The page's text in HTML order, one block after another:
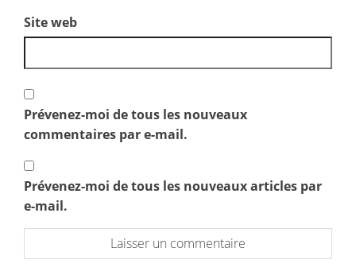
Site web
Prévenez-moi de tous les nouveaux
commentaires par e-mail.
Prévenez-moi de tous les nouveaux articles par
e-mail.